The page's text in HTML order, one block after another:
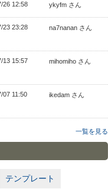
26 12:58 ykyfm さん
23 23:28 na7nanan さん
13 15:57 mihomiho さん
07 11:50 ikedam さん
一覧を見る
テンプレート